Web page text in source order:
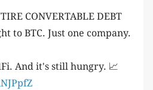
CONVERTABLE DEBT
to BTC. Just one company.
And it's still hungry. 📈